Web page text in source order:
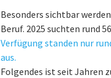
Besonders sichtbar
Beruf. 2025 suchten rund
Verfügung standen nur
aus.
Folgendes ist seit Jahren